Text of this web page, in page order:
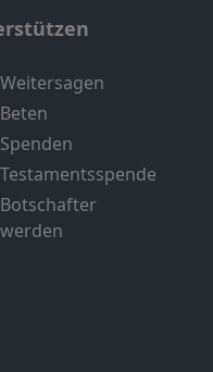
Weitersagen
Beten
Spenden
Testamentsspende
Botschafter
werden